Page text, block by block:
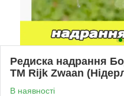
Редиска надрання
ТМ Rijk Zwaan
В наявності